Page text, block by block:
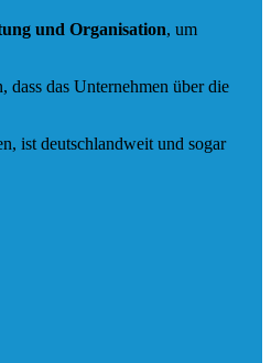
und Organisation, um
das Unternehmen über die
ist deutschlandweit und sogar